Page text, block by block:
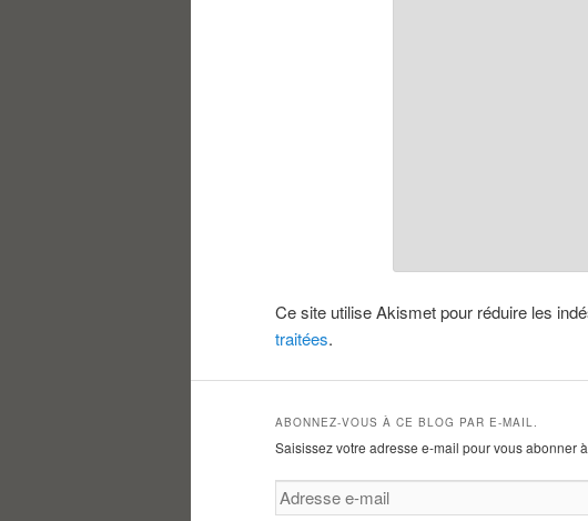
Ce site utilise Akismet pour réduire les
traitées.
ABONNEZ-VOUS À CE BLOG PAR E-MAIL.
Saisissez votre adresse e-mail pour vous abonner
Adresse
e-